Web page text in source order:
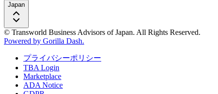
Japan
© Transworld Business Advisors of Japan. All Rights Reserved.
Powered by Gorilla Dash.
プライバシーポリシー
TBA Login
Marketplace
ADA Notice